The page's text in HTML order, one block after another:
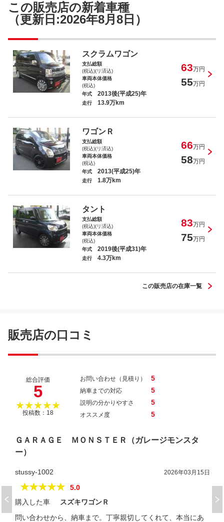
ワゴンＲスティングレー Ｔ
ワゴンＲ リミテッド
この販売店の新着車種
（更新日:2026年8月8日）
スクラムワゴン
支払総額
(税込)(リ済込)
63万円
車両本体価格
(税込)
55万円
年式 2013後(平成25)年
走行 13.9万km
ワゴンＲ
支払総額
(税込)(リ済込)
66万円
車両本体価格
(税込)
58万円
年式 2013(平成25)年
走行 1.8万km
タント
支払総額
(税込)(リ済込)
83万円
車両本体価格
(税込)
75万円
年式 2019後(平成31)年
走行 4.3万km
この販売店の在庫一覧
販売店の口コミ
総合評価
5
★★★★★
投稿数：18
お問い合わせ（見積り） 5
納車までの対応 5
説明の分かりやすさ 5
オススメ度 5
ＧＡＲＡＧＥ ＭＯＮＳＴＥＲ（ガレージモンスタ
ー）
stussy-1002 2026年03月15日
★★★★★
5.0
購入した車
スズキワゴンＲ
問い合わせから、納車まで。丁寧親切してくれて、本当にあ